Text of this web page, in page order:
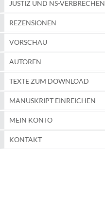
JUSTIZ UND NS-VERBRECHEN
REZENSIONEN
VORSCHAU
AUTOREN
TEXTE ZUM DOWNLOAD
MANUSKRIPT EINREICHEN
MEIN KONTO
KONTAKT